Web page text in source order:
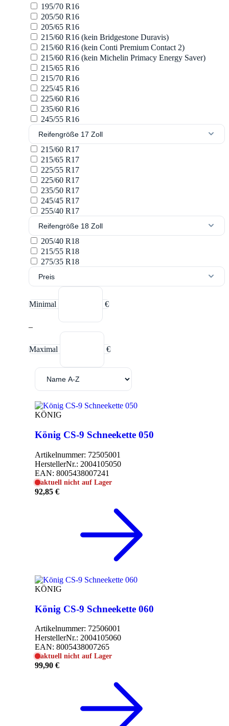
195/70 R16
205/50 R16
205/65 R16
215/60 R16 (kein Bridgestone Duravis)
215/60 R16 (kein Conti Premium Contact 2)
215/60 R16 (kein Michelin Primacy Energy Saver)
215/65 R16
215/70 R16
225/45 R16
225/60 R16
235/60 R16
245/55 R16
Reifengröße 17 Zoll
215/60 R17
215/65 R17
225/55 R17
225/60 R17
235/50 R17
245/45 R17
255/40 R17
Reifengröße 18 Zoll
205/40 R18
215/55 R18
275/35 R18
Preis
Minimal €
–
Maximal €
KÖNIG
König CS-9 Schneekette 050
Artikelnummer: 72505001
HerstellerNr.: 2004105050
EAN: 8005438007241
aktuell nicht auf Lager
92,85 €
KÖNIG
König CS-9 Schneekette 060
Artikelnummer: 72506001
HerstellerNr.: 2004105060
EAN: 8005438007265
aktuell nicht auf Lager
99,90 €